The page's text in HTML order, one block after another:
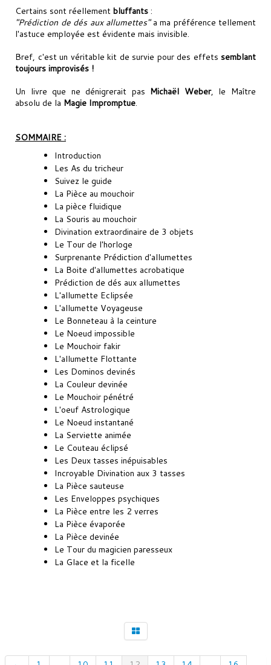
Certains sont réellement bluffants :
"Prédiction de dés aux allumettes"a ma préférence tellement
l'astuce employée est évidente mais invisible.
Bref, c'est un véritable kit de survie pour des effets semblant
toujours improvisés !
Un livre que ne dénigrerait pas Michaël Weber, le Maître
absolu de la Magie Impromptue.
SOMMAIRE :
Introduction
Les As du tricheur
Suivez le guide
La Pièce au mouchoir
La pièce fluidique
La Souris au mouchoir
Divination extraordinaire de 3 objets
Le Tour de l'horloge
Surprenante Prédiction d'allumettes
La Boite d'allumettes acrobatique
Prédiction de dés aux allumettes
L'allumette Eclipsée
L'allumette Voyageuse
Le Bonneteau à la ceinture
Le Noeud impossible
Le Mouchoir fakir
L'allumette Flottante
Les Dominos devinés
La Couleur devinée
Le Mouchoir pénétré
L'oeuf Astrologique
Le Noeud instantané
La Serviette animée
Le Couteau éclipsé
Les Deux tasses inépuisables
Incroyable Divination aux 3 tasses
La Pièce sauteuse
Les Enveloppes psychiques
La Pièce entre les 2 verres
La Pièce évaporée
La Pièce devinée
Le Tour du magicien paresseux
La Glace et la ficelle